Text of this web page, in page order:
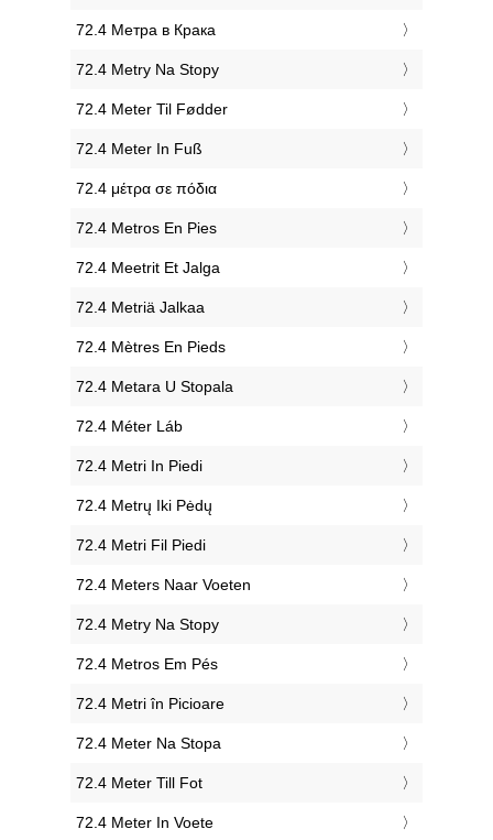
‎72.4 Метра в Крака
‎72.4 Metry Na Stopy
‎72.4 Meter Til Fødder
‎72.4 Meter In Fuß
‎72.4 μέτρα σε πόδια
‎72.4 Metros En Pies
‎72.4 Meetrit Et Jalga
‎72.4 Metriä Jalkaa
‎72.4 Mètres En Pieds
‎72.4 Metara U Stopala
‎72.4 Méter Láb
‎72.4 Metri In Piedi
‎72.4 Metrų Iki Pėdų
‎72.4 Metri Fil Piedi
‎72.4 Meters Naar Voeten
‎72.4 Metry Na Stopy
‎72.4 Metros Em Pés
‎72.4 Metri în Picioare
‎72.4 Meter Na Stopa
‎72.4 Meter Till Fot
‎72.4 Meter In Voete